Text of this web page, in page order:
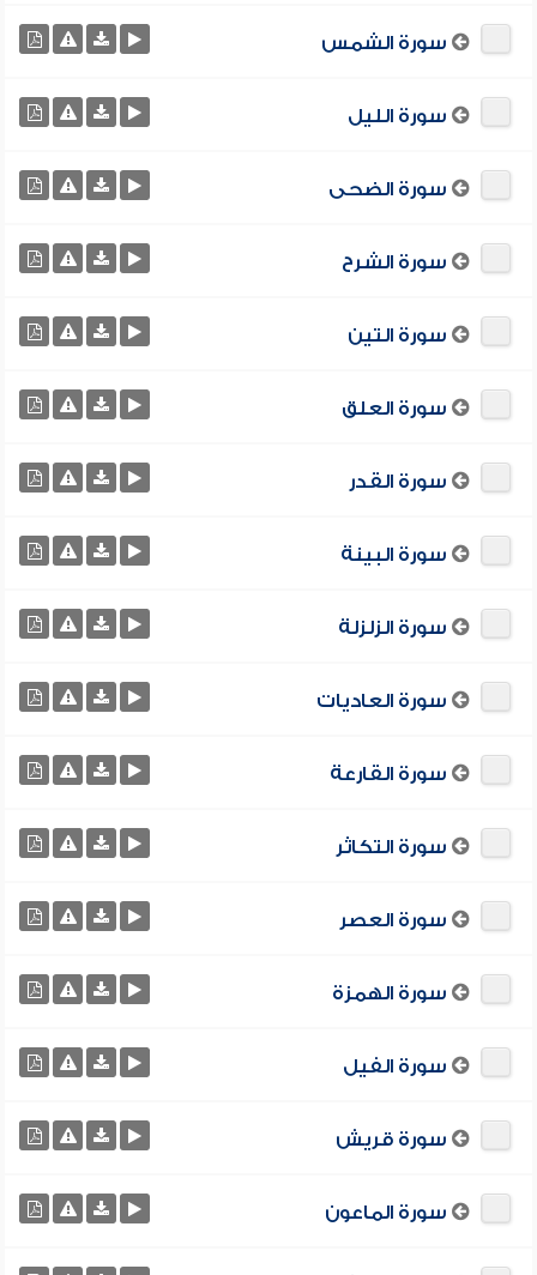
سورة الشمس
سورة الليل
سورة الضحى
سورة الشرح
سورة التين
سورة العلق
سورة القدر
سورة البينة
سورة الزلزلة
سورة العاديات
سورة القارعة
سورة التكاثر
سورة العصر
سورة الهمزة
سورة الفيل
سورة قريش
سورة الماعون